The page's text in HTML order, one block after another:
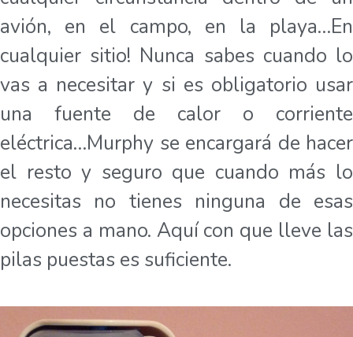
avión, en el campo, en la playa…En
cualquier sitio! Nunca sabes cuando lo
vas a necesitar y si es obligatorio usar
una fuente de calor o corriente
eléctrica…Murphy se encargará de hacer
el resto y seguro que cuando más lo
necesitas no tienes ninguna de esas
opciones a mano. Aquí con que lleve las
pilas puestas es suficiente.